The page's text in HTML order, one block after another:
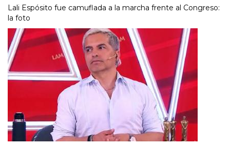
Lali Espósito fue camuflada a la marcha frente al Congreso:
la foto